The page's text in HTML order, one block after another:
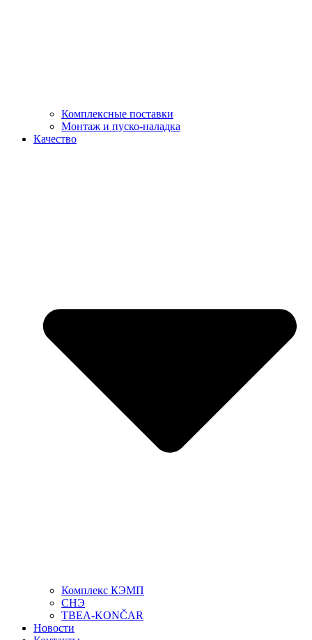
Комплексные поставки
Монтаж и пуско-наладка
Качество
Комплекс КЭМП
СНЭ
TBEA-KONČAR
Новости